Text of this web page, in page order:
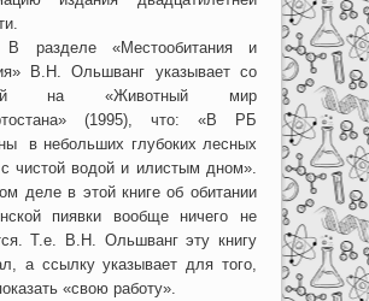
«Местообитания и
В.Н. Ольшванг указывает со
на «Животный мир
(1995), что: «В РБ
в небольших глубоких лесных
с чистой водой и илистым дном».
деле в этой книге об обитании
пиявки вообще ничего не
Т.е. В.Н. Ольшванг эту книгу
а ссылку указывает для того,
«свою работу».